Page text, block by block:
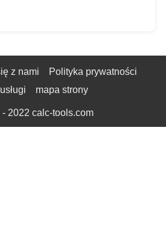
z nami
Polityka prywatności
mapa strony
2022 calc-tools.com